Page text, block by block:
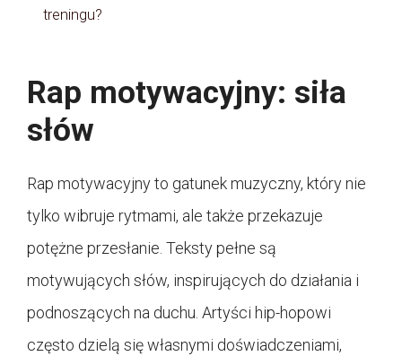
treningu?
Rap motywacyjny: siła
słów
Rap motywacyjny to gatunek muzyczny, który nie
tylko wibruje rytmami, ale także przekazuje
potężne przesłanie. Teksty pełne są
motywujących słów, inspirujących do działania i
podnoszących na duchu. Artyści hip-hopowi
często dzielą się własnymi doświadczeniami,